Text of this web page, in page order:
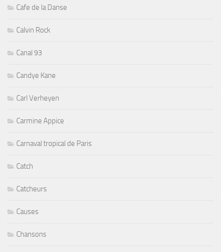
Cafe de la Danse
Calvin Rock
Canal 93
Candye Kane
Carl Verheyen
Carmine Appice
Carnaval tropical de Paris
Catch
Catcheurs
Causes
Chansons